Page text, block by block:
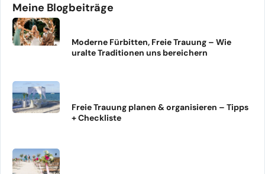
Meine Blogbeiträge
Moderne Fürbitten, Freie Trauung – Wie
uralte Traditionen uns bereichern
Freie Trauung planen & organisieren – Tipps
+ Checkliste